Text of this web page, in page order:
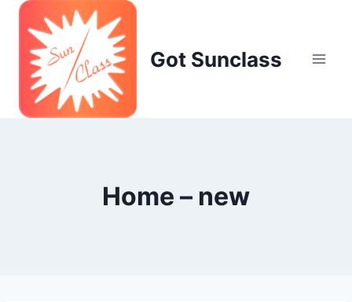
Skip
content
Got Sunclass
Home – new